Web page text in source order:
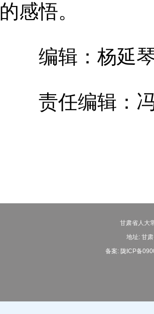
的感悟。
编辑：杨延
责任编辑：冯
甘肃省人大
地址: 甘
备案: 陇ICP备